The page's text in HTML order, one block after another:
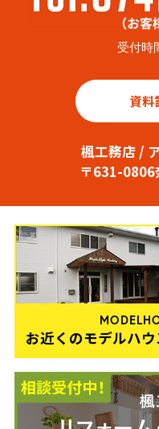
受付時
資料
楓工務店 /
〒631-0806
お近くのモデルハウ